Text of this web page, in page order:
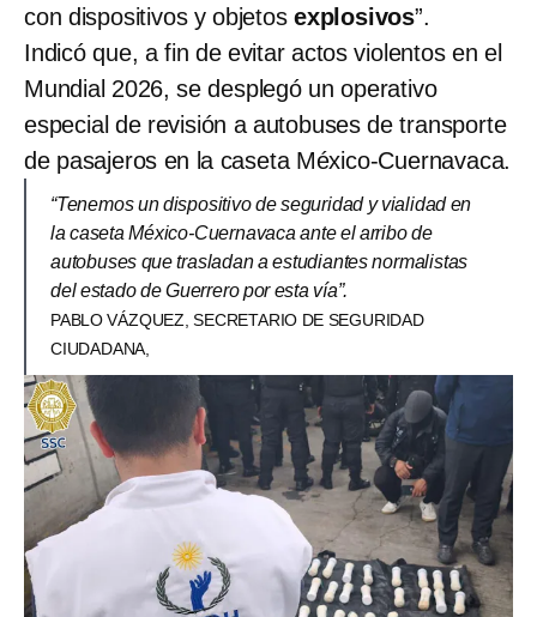
con dispositivos y objetosexplosivos”.
Indicó que, a fin de evitar actos violentos en el
Mundial 2026, se desplegó un operativo
especial de revisión a autobuses de transporte
de pasajeros en la caseta México-Cuernavaca.
“Tenemos un dispositivo de seguridad y vialidad en
la caseta México-Cuernavaca ante el arribo de
autobuses que trasladan a estudiantes normalistas
del estado de Guerrero por esta vía”.
PABLO VÁZQUEZ, SECRETARIO DE SEGURIDAD
CIUDADANA,